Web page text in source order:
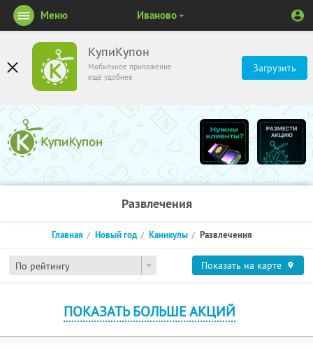
КупиКупон
Мобильное приложение
ещё удобнее
Загрузить
Меню Иваново
Развлечения
По рейтингу
Главная Новый год Каникулы Развлечения
Показать на карте
ПОКАЗАТЬ БОЛЬШЕ АКЦИЙ